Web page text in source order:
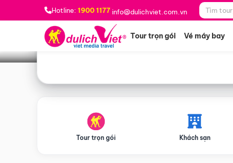
Hotline: 1900 1177 info@dulichviet.com.vn
Tour trọn gói Vé máy bay
Bạn muốn đi đâu? *
Tour trọn gói Khách sạn